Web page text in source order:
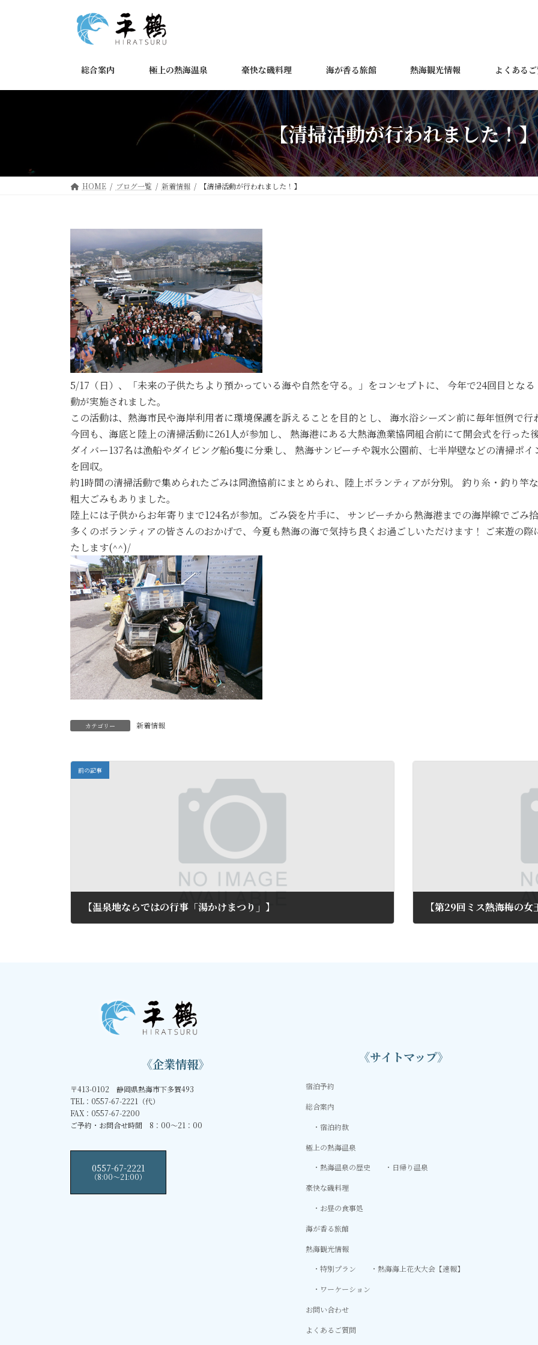
ス
ン
総合案内 極上の熱海温泉 豪快な磯料理 海が香る旅館 熱海観光情報 よくある
【清掃活動が行われました！】
HOME ブログ一覧 新着情報 【清掃活動が行われました！】
5/17（日）、「未来の子供たちより預かっている海や自然を守る。」をコンセプトに、 今年で24回目とな
動が実施されました。
この活動は、熱海市民や海岸利用者に環境保護を訴えることを目的とし、 海水浴シーズン前に毎年恒例で行
今回も、海底と陸上の清掃活動に261人が参加し、 熱海港にある大熱海漁業協同組合前にて開会式を行った
ダイバー137名は漁船やダイビング船6隻に分乗し、 熱海サンビーチや親水公園前、七半岸壁などの清掃ポ
を回収。
約1時間の清掃活動で集められたごみは同漁協前にまとめられ、陸上ボランティアが分別。 釣り糸・釣り竿
粗大ごみもありました。
陸上には子供からお年寄りまで124名が参加。ごみ袋を片手に、 サンビーチから熱海港までの海岸線でごみ
多くのボランティアの皆さんのおかげで、今夏も熱海の海で気持ち良くお過ごしいただけます！ ご来遊の
たします(^^)/
カテゴリー 新着情報
前の記事
【温泉地ならではの行事「湯かけまつり」】 【第29回ミス熱海梅の
《企業情報》
〒413-0102 静岡県熱海市下多賀493
TEL：0557-67-2221（代）
FAX：0557-67-2200
ご予約・お問合せ時間 8：00～21：00
0557-67-2221
（8:00〜21:00）
《サイトマップ》
宿泊予約
総合案内
宿泊約款
極上の熱海温泉
熱海温泉の歴史
日帰り温泉
豪快な磯料理
お昼の食事処
海が香る旅館
熱海観光情報
特別プラン
熱海海上花火大会【速報】
ワーケーション
お問い合わせ
よくあるご質問